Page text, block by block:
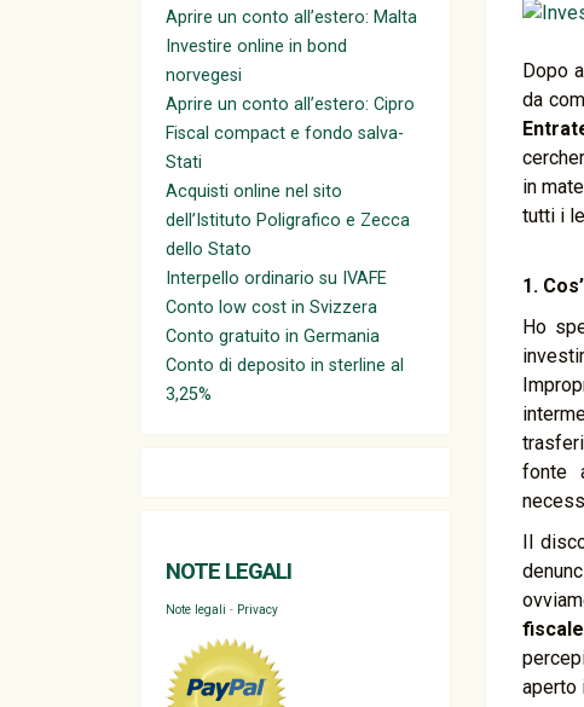
Aprire un conto all’estero: Malta
Investire online in bond
norvegesi
Aprire un conto all’estero: Cipro
Fiscal compact e fondo salva-
Stati
Acquisti online nel sito
dell’Istituto Poligrafico e Zecca
dello Stato
Interpello ordinario su IVAFE
Conto low cost in Svizzera
Conto gratuito in Germania
Conto di deposito in sterline al
3,25%
NOTE LEGALI
Note legali - Privacy
Dopo
da
in
tutti i
1.
Ho
fonte
Il
fiscale
aperto